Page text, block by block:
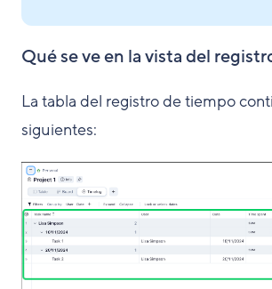
Qué se ve en la vista del
La tabla del registro de tiempo
siguientes: